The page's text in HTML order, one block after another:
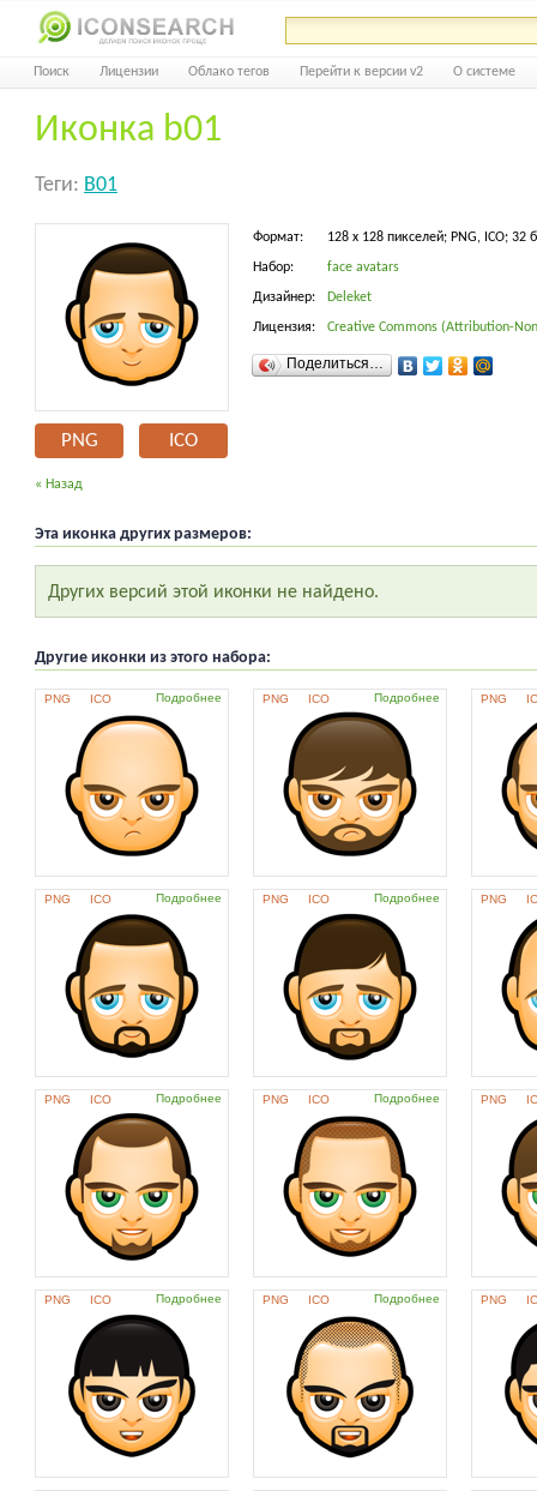
Поиск Лицензии Облако тегов Перейти к версии v2 О системе
Иконка b01
Теги: B01
PNG ICO
Формат: 128 x 128 пикселей; PNG, ICO; 32
Набор: face avatars
Дизайнер: Deleket
Лицензия: Creative Commons (Attribution-
Поделиться…
« Назад
Эта иконка других размеров:
Других версий этой иконки не найдено.
Другие иконки из этого набора:
PNG ICO Подробнее PNG ICO Подробнее PNG
PNG ICO Подробнее PNG ICO Подробнее PNG
PNG ICO Подробнее PNG ICO Подробнее PNG
PNG ICO Подробнее PNG ICO Подробнее PNG